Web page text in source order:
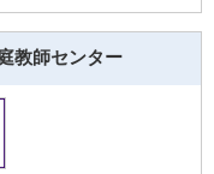
教師センター